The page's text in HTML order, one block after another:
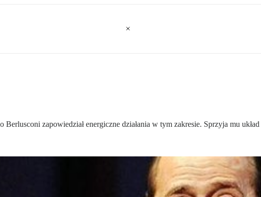
zapowiedział energiczne działania w tym zakresie. Sprzyja mu układ